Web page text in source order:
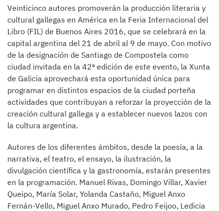
Veinticinco autores promoverán la producción literaria y
cultural gallegas en América en la Feria Internacional del
Libro (FIL) de Buenos Aires 2016, que se celebrará en la
capital argentina del 21 de abril al 9 de mayo. Con motivo
de la designación de Santiago de Compostela como
ciudad invitada en la 42ª edición de este evento, la Xunta
de Galicia aprovechará esta oportunidad única para
programar en distintos espacios de la ciudad porteña
actividades que contribuyan a reforzar la proyección de la
creación cultural gallega y a establecer nuevos lazos con
la cultura argentina.
Autores de los diferentes ámbitos, desde la poesía, a la
narrativa, el teatro, el ensayo, la ilustración, la
divulgación científica y la gastronomía, estarán presentes
en la programación. Manuel Rivas, Domingo Villar, Xavier
Queipo, María Solar, Yolanda Castaño, Miguel Anxo
Fernán-Vello, Miguel Anxo Murado, Pedro Feijoo, Ledicia